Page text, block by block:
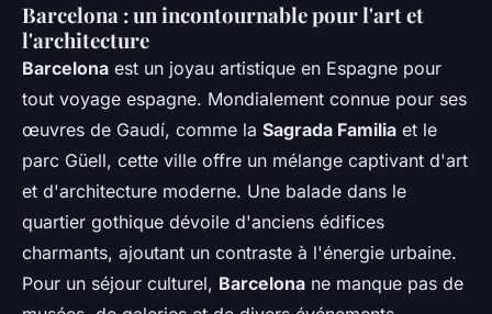
Barcelona : un incontournable pour l'art et
l'architecture
Barcelona est un joyau artistique en Espagne pour
tout voyage espagne. Mondialement connue pour ses
œuvres de Gaudí, comme la Sagrada Familia et le
parc Güell, cette ville offre un mélange captivant d'art
et d'architecture moderne. Une balade dans le
quartier gothique dévoile d'anciens édifices
charmants, ajoutant un contraste à l'énergie urbaine.
Pour un séjour culturel, Barcelona ne manque pas de